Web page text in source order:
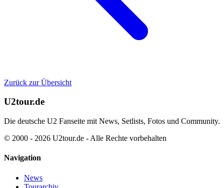
Zurück zur Übersicht
U2tour.de
Die deutsche U2 Fanseite mit News, Setlists, Fotos und Community.
© 2000 - 2026 U2tour.de - Alle Rechte vorbehalten
Navigation
News